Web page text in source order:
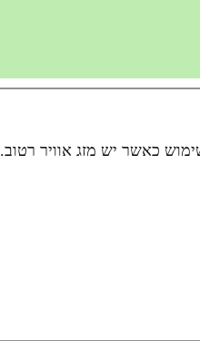
כאשר יש מזג אוויר רטוב.